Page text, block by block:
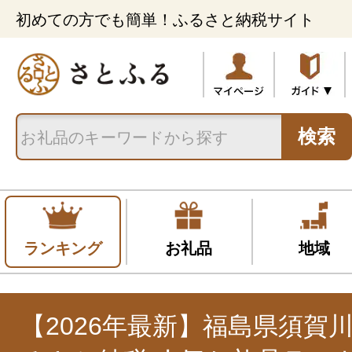
初めての方でも簡単！ふるさと納税サイト
検索
ランキング お礼品 地域
【2026年最新】福島県須賀